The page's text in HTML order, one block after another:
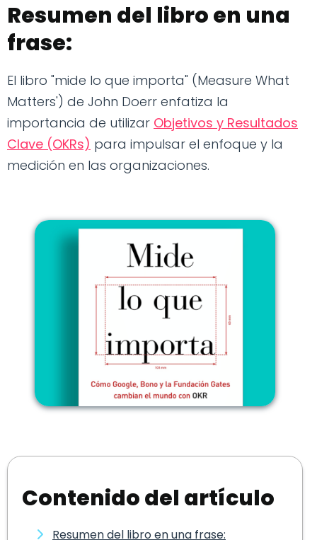
Resumen del libro en una
frase:
El libro "mide lo que importa" (Measure What
Matters') de John Doerr enfatiza la
importancia de utilizar Objetivos y Resultados
Clave (OKRs) para impulsar el enfoque y la
medición en las organizaciones.
Contenido del artículo
Resumen del libro en una frase: